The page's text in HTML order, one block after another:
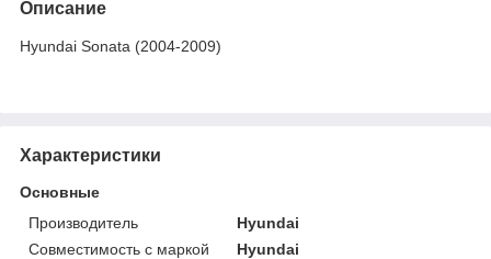
Описание
Hyundai Sonata (2004-2009)
Характеристики
Основные
Производитель
Hyundai
Совместимость с маркой
Hyundai